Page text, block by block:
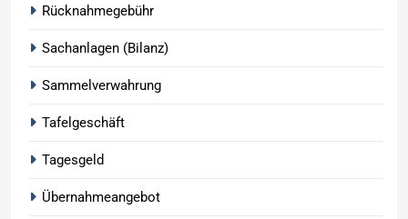
Rücknahmegebühr
Sachanlagen (Bilanz)
Sammelverwahrung
Tafelgeschäft
Tagesgeld
Übernahmeangebot